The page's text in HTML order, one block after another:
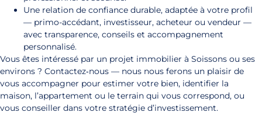
Une relation de confiance durable, adaptée à votre profil
— primo-accédant, investisseur, acheteur ou vendeur —
avec transparence, conseils et accompagnement
personnalisé.
Vous êtes intéressé par un projet immobilier à Soissons ou ses
environs ? Contactez‑nous — nous nous ferons un plaisir de
vous accompagner pour estimer votre bien, identifier la
maison, l’appartement ou le terrain qui vous correspond, ou
vous conseiller dans votre stratégie d’investissement.